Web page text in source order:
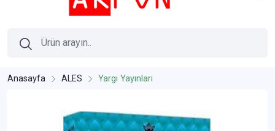
Anasayfa ALES Yargı Yayınları